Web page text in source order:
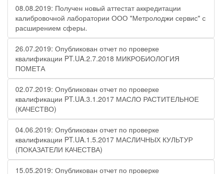
08.08.2019: Получен новый аттестат аккредитации
калибровочной лаборатории ООО "Метролоджи сервис" с
расширением сферы.
26.07.2019: Опубликован отчет по проверке
квалификации PT.UA.2.7.2018 МИКРОБИОЛОГИЯ
ПОМЕТА
02.07.2019: Опубликован отчет по проверке
квалификации PT.UA.3.1.2017 МАСЛО РАСТИТЕЛЬНОЕ
(КАЧЕСТВО)
04.06.2019: Опубликован отчет по проверке
квалификации PT.UA.1.5.2017 МАСЛИЧНЫХ КУЛЬТУР
(ПОКАЗАТЕЛИ КАЧЕСТВА)
15.05.2019: Опубликован отчет по проверке